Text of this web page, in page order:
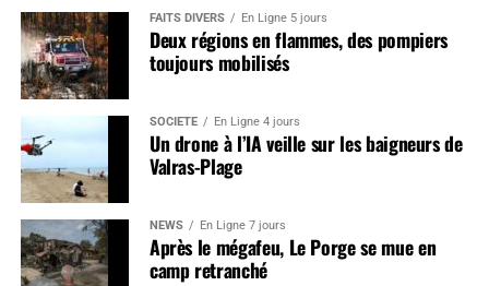
FAITS DIVERS En Ligne 5 jours
Deux régions en flammes, des pompiers
toujours mobilisés
SOCIÉTÉ En Ligne 4 jours
Un drone à l’IA veille sur les baigneurs de
Valras-Plage
NEWS En Ligne 7 jours
Après le mégafeu, Le Porge se mue en
camp retranché